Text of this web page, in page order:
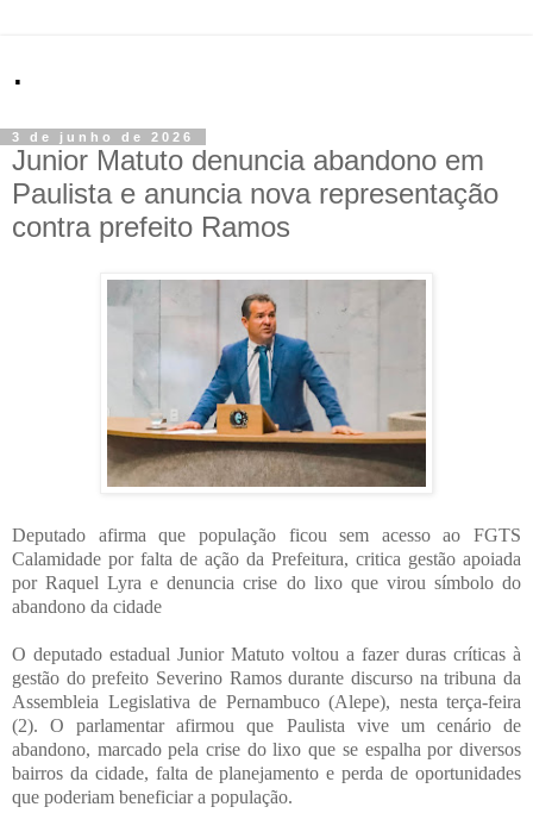
.
3 de junho de 2026
Junior Matuto denuncia abandono em
Paulista e anuncia nova representação
contra prefeito Ramos
Deputado afirma que população ficou sem acesso ao FGTS
Calamidade por falta de ação da Prefeitura, critica gestão apoiada
por Raquel Lyra e denuncia crise do lixo que virou símbolo do
abandono da cidade
O deputado estadual Junior Matuto voltou a fazer duras críticas à
gestão do prefeito Severino Ramos durante discurso na tribuna da
Assembleia Legislativa de Pernambuco (Alepe), nesta terça-feira
(2). O parlamentar afirmou que Paulista vive um cenário de
abandono, marcado pela crise do lixo que se espalha por diversos
bairros da cidade, falta de planejamento e perda de oportunidades
que poderiam beneficiar a população.